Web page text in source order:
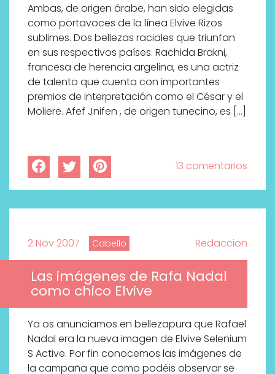
Ambas, de origen árabe, han sido elegidas
como portavoces de la línea Elvive Rizos
sublimes. Dos bellezas raciales que triunfan
en sus respectivos países. Rachida Brakni,
francesa de herencia argelina, es una actriz
de talento que cuenta con importantes
premios de interpretación como el César y el
Moliere. Afef Jnifen , de origen tunecino, es […]
13 comentarios
2 Nov 2007 Cabello Redaccion
Las imágenes de Rafa Nadal
como chico Elvive
Ya os anunciamos en bellezapura que Rafael
Nadal era la nueva imagen de Elvive Selenium
S Active. Por fin conocemos las imágenes de
la campaña que como podéis observar se